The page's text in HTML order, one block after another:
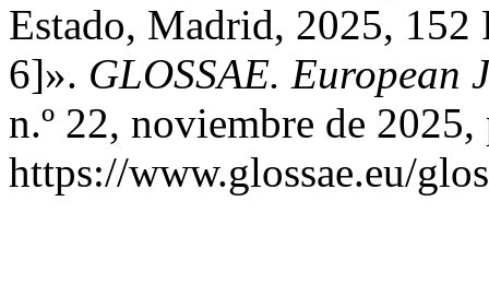
Estado, Madrid, 2025,
6]». GLOSSAE.
n.º 22, noviembre de
https://www.glossae.eu/